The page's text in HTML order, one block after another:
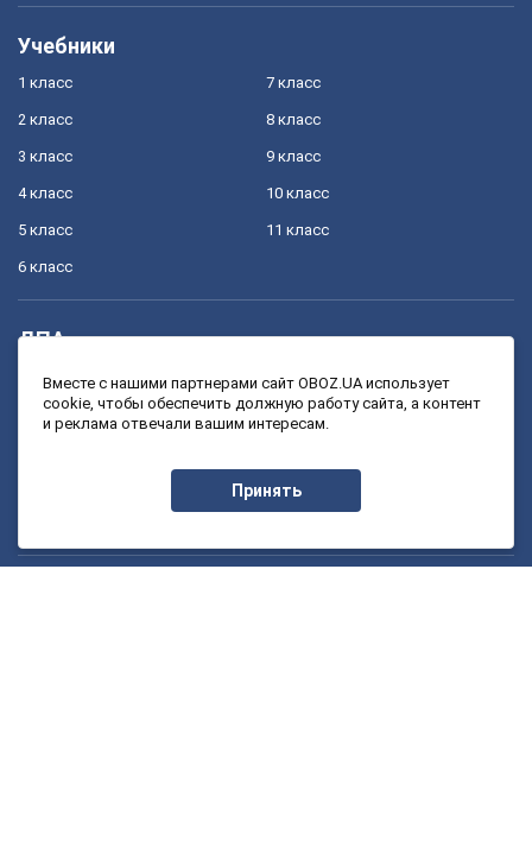
Учебники
1 класс
2 класс
3 класс
4 класс
5 класс
6 класс
7 класс
8 класс
9 класс
10 класс
11 класс
ДПА
4 класс
9 класс
11 класс
Вместе с нашими партнерами сайт OBOZ.UA использует
cookie, чтобы обеспечить должную работу сайта, а контент
и реклама отвечали вашим интересам.
Принять